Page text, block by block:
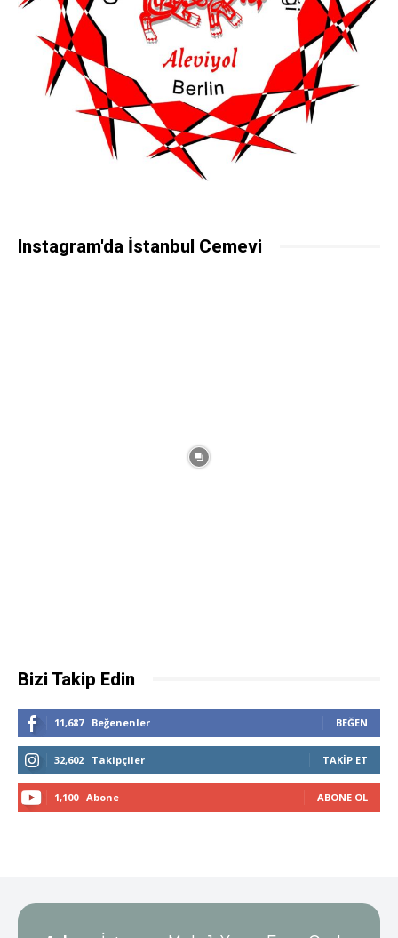
Instagram'da İstanbul Cemevi
Bizi Takip Edin
11,687 Beğenenler BEĞEN
32,602 Takipçiler TAKIP ET
1,100 Abone ABONE OL